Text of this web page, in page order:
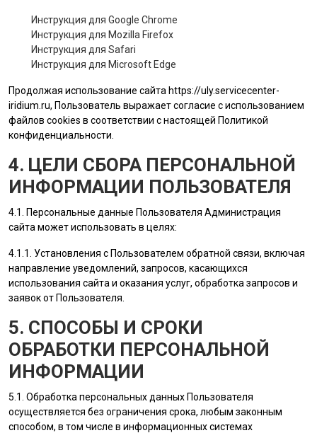
Инструкция для Google Chrome
Инструкция для Mozilla Firefox
Инструкция для Safari
Инструкция для Microsoft Edge
Продолжая использование сайта https://uly.servicecenter-
iridium.ru, Пользователь выражает согласие с использованием
файлов cookies в соответствии с настоящей Политикой
конфиденциальности.
4. ЦЕЛИ СБОРА ПЕРСОНАЛЬНОЙ
ИНФОРМАЦИИ ПОЛЬЗОВАТЕЛЯ
4.1. Персональные данные Пользователя Администрация
сайта может использовать в целях:
4.1.1. Установления с Пользователем обратной связи, включая
направление уведомлений, запросов, касающихся
использования сайта и оказания услуг, обработка запросов и
заявок от Пользователя
5. СПОСОБЫ И СРОКИ
ОБРАБОТКИ ПЕРСОНАЛЬНОЙ
ИНФОРМАЦИИ
5.1. Обработка персональных данных Пользователя
осуществляется без ограничения срока, любым законным
способом, в том числе в информационных системах